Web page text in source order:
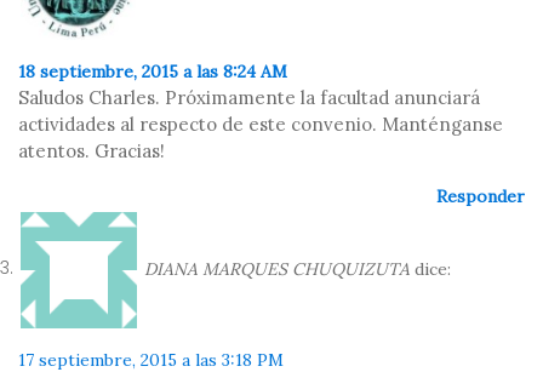
18 septiembre, 2015 a las 8:24 AM
Saludos Charles. Próximamente la facultad anunciará
actividades al respecto de este convenio. Manténganse
atentos. Gracias!
Responder
DIANA MARQUES CHUQUIZUTA dice:
17 septiembre, 2015 a las 3:18 PM